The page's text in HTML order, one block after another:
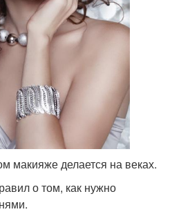
макияже делается на веках.
о том, как нужно